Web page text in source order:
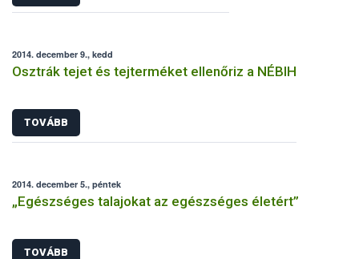
2014. december 9., kedd
Osztrák tejet és tejterméket ellenőriz a NÉBIH
TOVÁBB
2014. december 5., péntek
„Egészséges talajokat az egészséges életért”
TOVÁBB